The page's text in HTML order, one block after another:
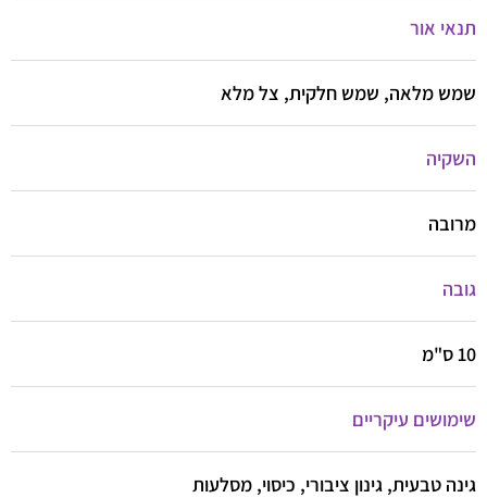
תנאי אור
שמש מלאה, שמש חלקית, צל מלא
השקיה
מרובה
גובה
10 ס"מ
שימושים עיקריים
גינה טבעית, גינון ציבורי, כיסוי, מסלעות